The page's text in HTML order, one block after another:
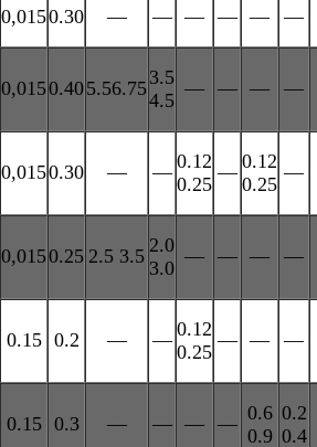
0,0150.30 — — — — — —
0,0150.405.56.753.5
4.5
— — — —
0,0150.30 — — 0.12
0.25
— 0.12
0.25
—
0,0150.25 2.5 3.5 2.0
3.0
— — — —
0.15 0.2 — — 0.12
0.25
— — —
0.15 0.3 — — — — 0.6
0.9
0.2
0.4